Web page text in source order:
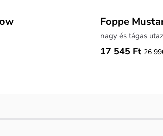
Foppe
nagy és tágas
17 545 Ft 26